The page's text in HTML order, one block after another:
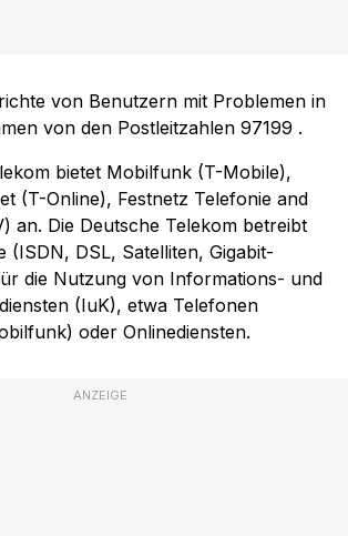
von Benutzern mit Problemen in
von den Postleitzahlen 97199 .
bietet Mobilfunk (T-Mobile),
(T-Online), Festnetz Telefonie and
an. Die Deutsche Telekom betreibt
(ISDN, DSL, Satelliten, Gigabit-
die Nutzung von Informations- und
(IuK), etwa Telefonen
oder Onlinediensten.
ANZEIGE